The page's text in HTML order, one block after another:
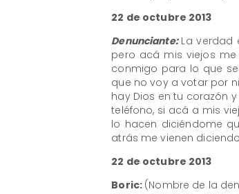
22 de octubre 2013
Denunciante: La verdad
pero acá mis viejos
conmigo para lo que
que no voy a votar por
hay Dios en tu corazón
teléfono, si acá a mis
lo hacen diciéndome
atrás me vienen
22 de octubre 2013
Boric: (Nombre de la